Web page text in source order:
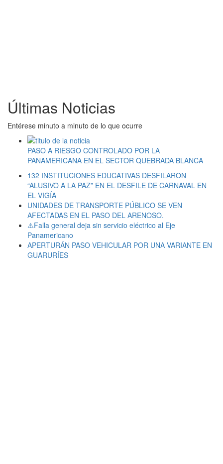
Últimas Noticias
Entérese minuto a minuto de lo que ocurre
PASO A RIESGO CONTROLADO POR LA
PANAMERICANA EN EL SECTOR QUEBRADA BLANCA
132 INSTITUCIONES EDUCATIVAS DESFILARON
“ALUSIVO A LA PAZ” EN EL DESFILE DE CARNAVAL EN
EL VIGÍA
UNIDADES DE TRANSPORTE PÚBLICO SE VEN
AFECTADAS EN EL PASO DEL ARENOSO.
⚠️Falla general deja sin servicio eléctrico al Eje
Panamericano
APERTURÁN PASO VEHICULAR POR UNA VARIANTE EN
GUARURÍES